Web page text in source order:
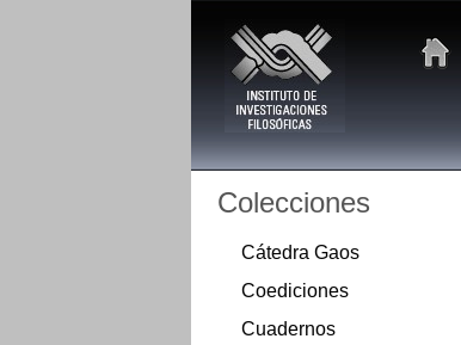
Colecciones
Cátedra Gaos
Coediciones
Cuadernos